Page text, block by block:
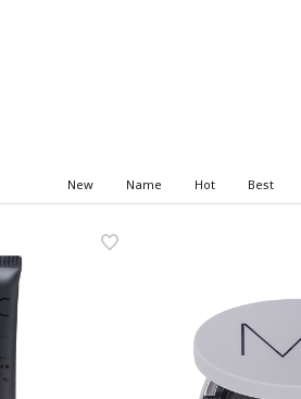
New Name Hot Best